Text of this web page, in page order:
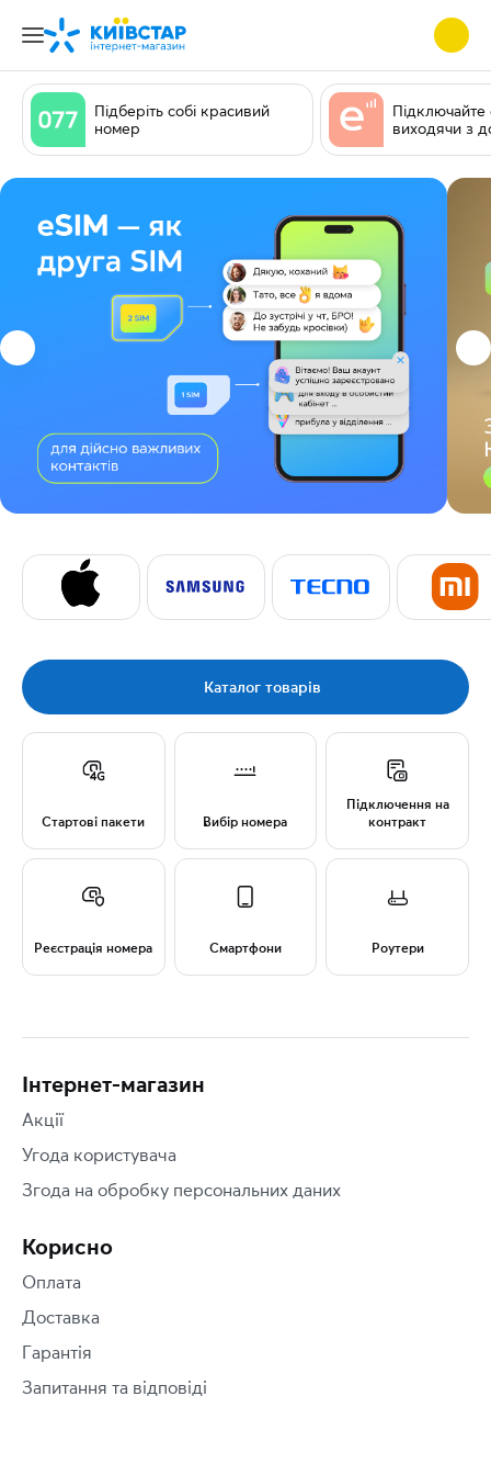
HUB
Підберіть собі красивий
номер
Підключайте
виходячи з
Каталог товарів
Стартові пакети Вибір номера
Підключення на
контракт
Реєстрація номера Смартфони Роутери
Інтернет-магазин
Акції
Угода користувача
Згода на обробку персональних даних
Корисно
Оплата
Доставка
Гарантія
Запитання та відповіді